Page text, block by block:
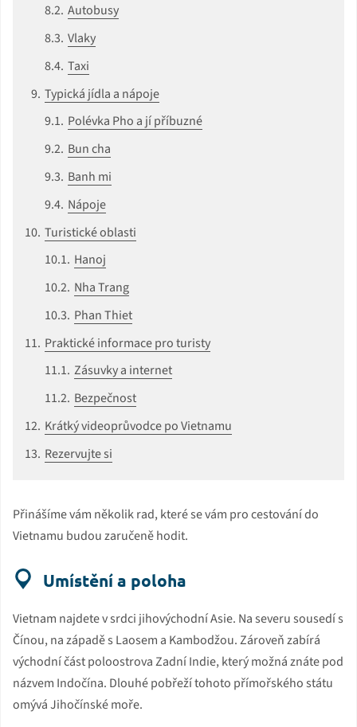
Autobusy
Vlaky
Taxi
Typická jídla a nápoje
Polévka Pho a jí příbuzné
Bun cha
Banh mi
Nápoje
Turistické oblasti
Hanoj
Nha Trang
Phan Thiet
Praktické informace pro turisty
Zásuvky a internet
Bezpečnost
Krátký videoprůvodce po Vietnamu
Rezervujte si
Přinášíme vám několik rad, které se vám pro cestování do
Vietnamu budou zaručeně hodit.
Umístění a poloha
Vietnam najdete v srdci jihovýchodní Asie. Na severu sousedí s
Čínou, na západě s Laosem a Kambodžou. Zároveň zabírá
východní část poloostrova Zadní Indie, který možná znáte pod
názvem Indočína. Dlouhé pobřeží tohoto přímořského státu
omývá Jihočínské moře.